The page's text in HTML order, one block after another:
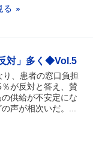
る
対」多く◆Vol.5
、患者の窓口負担
が反対と答え、賛
供給が不安定にな
声が相次いだ。...